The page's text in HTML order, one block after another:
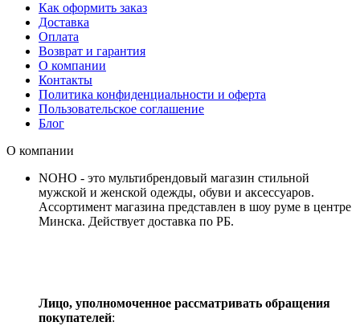
Как оформить заказ
Доставка
Оплата
Возврат и гарантия
О компании
Контакты
Политика конфиденциальности и оферта
Пользовательское соглашение
Блог
О компании
NOHO - это мультибрендовый магазин стильной
мужской и женской одежды, обуви и аксессуаров.
Ассортимент магазина представлен в шоу руме в центре
Минска. Действует доставка по РБ.
Лицо, уполномоченное рассматривать обращения
покупателей: